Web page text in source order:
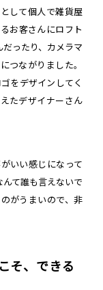
して個人で雑貨屋
お客さんにロフト
ったり、カメラマ
つながりました。
をデザインしてく
たデザイナーさん
いい感じになって
て誰も言えないで
がうまいので、非
そ、できる